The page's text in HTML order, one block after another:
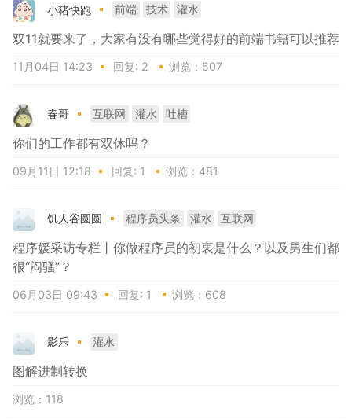
小猪快跑 前端 技术 灌水
双11就要来了，大家有没有哪些觉得好的前端书籍可以推荐
11月04日 14:23 回复: 2 浏览：507
春哥 互联网 灌水 吐槽
你们的工作都有双休吗？
09月11日 12:18 回复: 1 浏览：481
饥人谷圆圆 程序员头条 灌水 互联网
程序媛采访专栏丨你做程序员的初衷是什么？以及男生们都
很“闷骚”？
06月03日 09:43 回复: 1 浏览：608
影乐 灌水
图解进制转换
浏览：118